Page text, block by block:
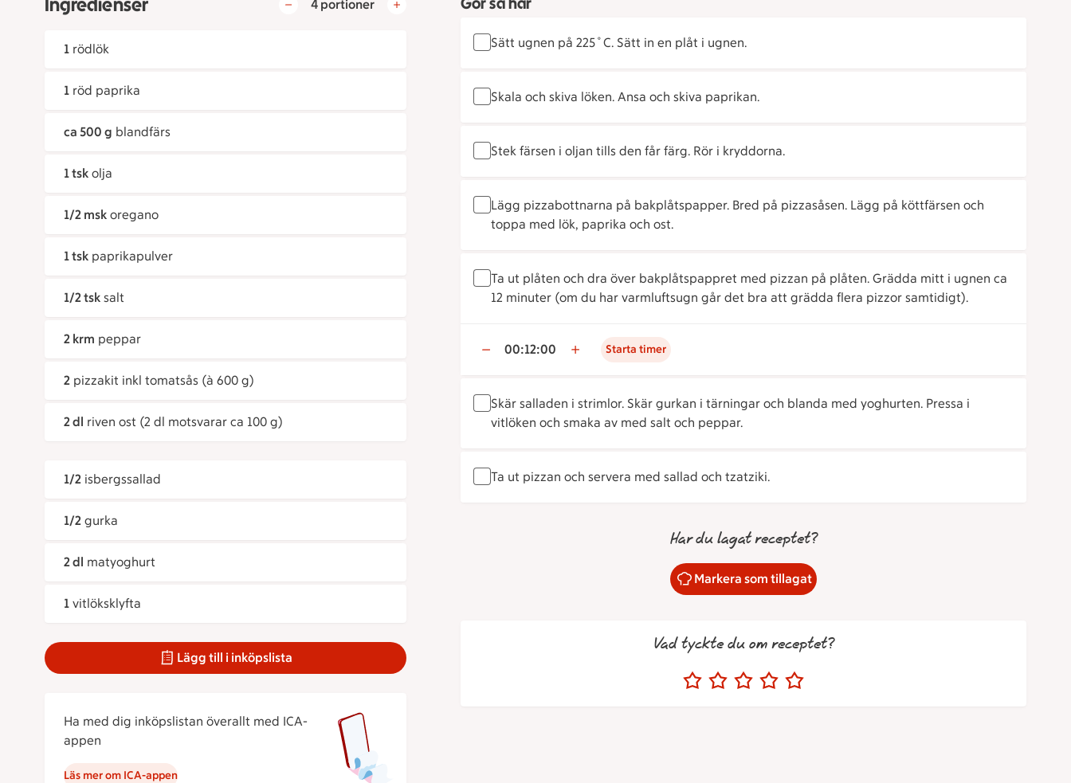
4 portioner
1 rödlök
1 röd paprika
ca 500 g blandfärs
1 tsk olja
1/2 msk oregano
1 tsk paprikapulver
1/2 tsk salt
2 krm peppar
2 pizzakit inkl tomatsås (à 600 g)
2 dl riven ost (2 dl motsvarar ca 100 g)
1/2 isbergssallad
1/2 gurka
2 dl matyoghurt
1 vitlöksklyfta
Lägg till i inköpslista
Ha med dig inköpslistan överallt med ICA-
appen
Läs mer om ICA-appen
Sätt ugnen på 225˚C. Sätt in en plåt i ugnen.
Skala och skiva löken. Ansa och skiva paprikan.
Stek färsen i oljan tills den får färg. Rör i kryddorna.
Lägg pizzabottnarna på bakplåtspapper. Bred på pizzasåsen. Lägg på köttfärsen och
toppa med lök, paprika och ost.
Ta ut plåten och dra över bakplåtspappret med pizzan på plåten. Grädda mitt i ugnen ca
12 minuter (om du har varmluftsugn går det bra att grädda flera pizzor samtidigt).
00:12:00 Starta timer
Skär salladen i strimlor. Skär gurkan i tärningar och blanda med yoghurten. Pressa i
vitlöken och smaka av med salt och peppar.
Ta ut pizzan och servera med sallad och tzatziki.
Har du lagat receptet?
Markera som tillagat
Vad tyckte du om receptet?